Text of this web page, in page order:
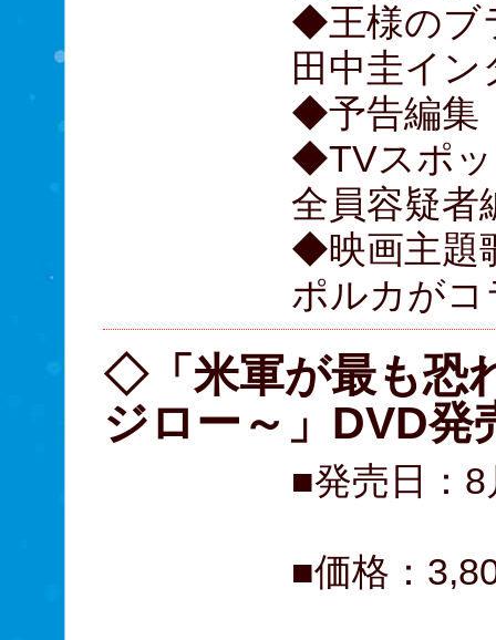
◆王様のブ
田中圭イ
◆予告編集
◆TVスポッ
全員容疑者
◆映画主題
ポルカがコ
◇「米軍が最も恐
ジロー～」DVD発
■発売日：
■価格：